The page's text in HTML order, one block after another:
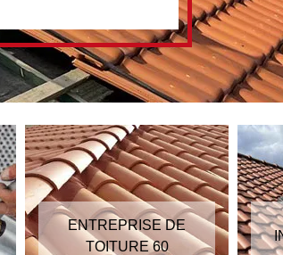
ENTREPRISE DE
TOITURE 60